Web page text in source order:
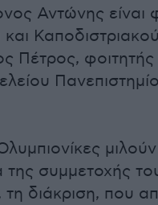
Αντώνης είναι
και
Πέτρος, φοιτητής
της συμμετοχής
διάκριση, που